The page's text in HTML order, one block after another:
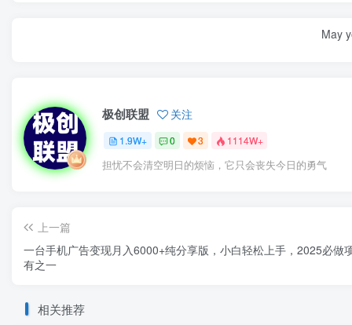
May
极创联盟 关注
1.9W+ 0 3 1114W+
担忧不会清空明日的烦恼，它只会丧失今日的勇气
上一篇
一台手机广告变现月入6000+纯分享版，小白轻松上手，2025必做
有之一
相关推荐